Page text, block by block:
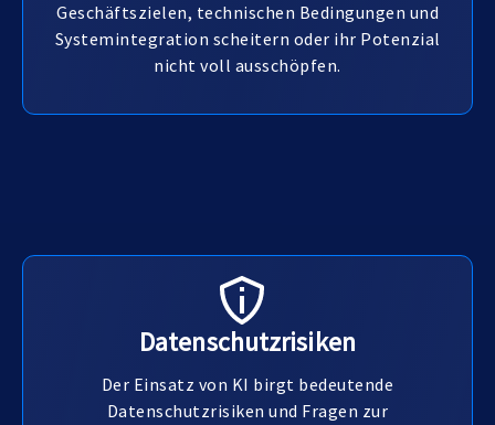
Geschäftszielen, technischen Bedingungen und
Systemintegration scheitern oder ihr Potenzial
nicht voll ausschöpfen.
Datenschutzrisiken
Der Einsatz von KI birgt bedeutende
Datenschutzrisiken und Fragen zur